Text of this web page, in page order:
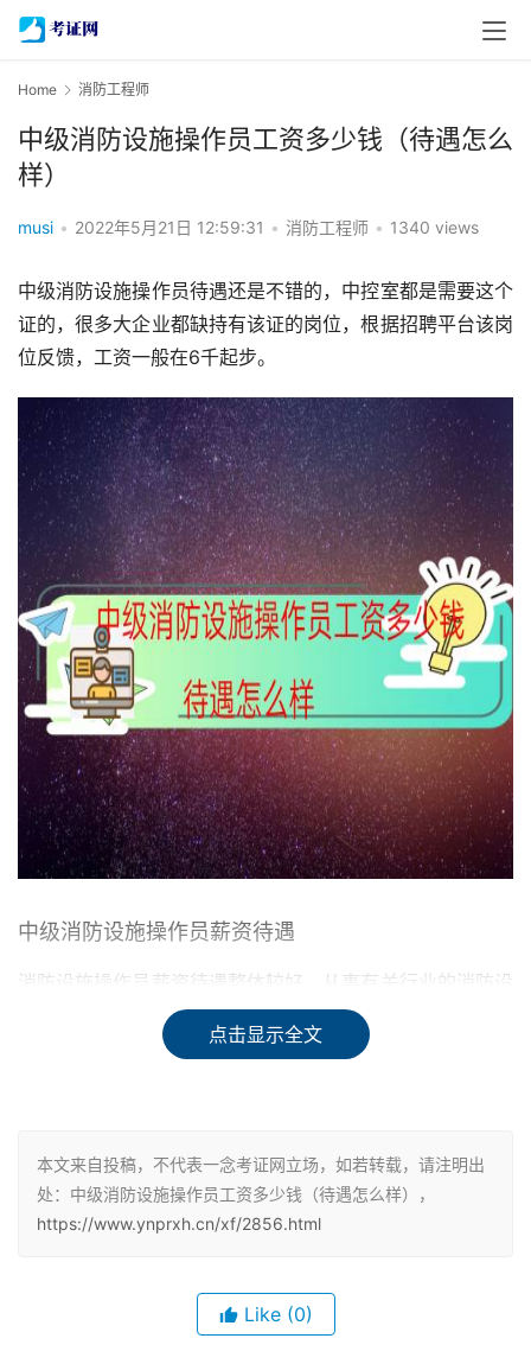
Home 消防工程师
中级消防设施操作员工资多少钱（待遇怎么
样）
musi • 2022年5月21日 12:59:31 • 消防工程师 • 1340 views
中级消防设施操作员待遇还是不错的，中控室都是需要这个
证的，很多大企业都缺持有该证的岗位，根据招聘平台该岗
位反馈，工资一般在6千起步。
中级消防设施操作员薪资待遇
消防设施操作员薪资待遇整体较好，从事有关行业的消防设
施操作员的月工资为6k左右，等级越高待预越好。还可以
申领有关补助。不同省份略有差别。
时间不应超过8小时。
消防控制室的值班人员应通过消防行业特有工种职业技能鉴
考消防设施操作员的好处有哪些
点击显示全文
本文来自投稿，不代表一念考证网立场，如若转载，请注明出
处：中级消防设施操作员工资多少钱（待遇怎么样），
https://www.ynprxh.cn/xf/2856.html
Like (0)